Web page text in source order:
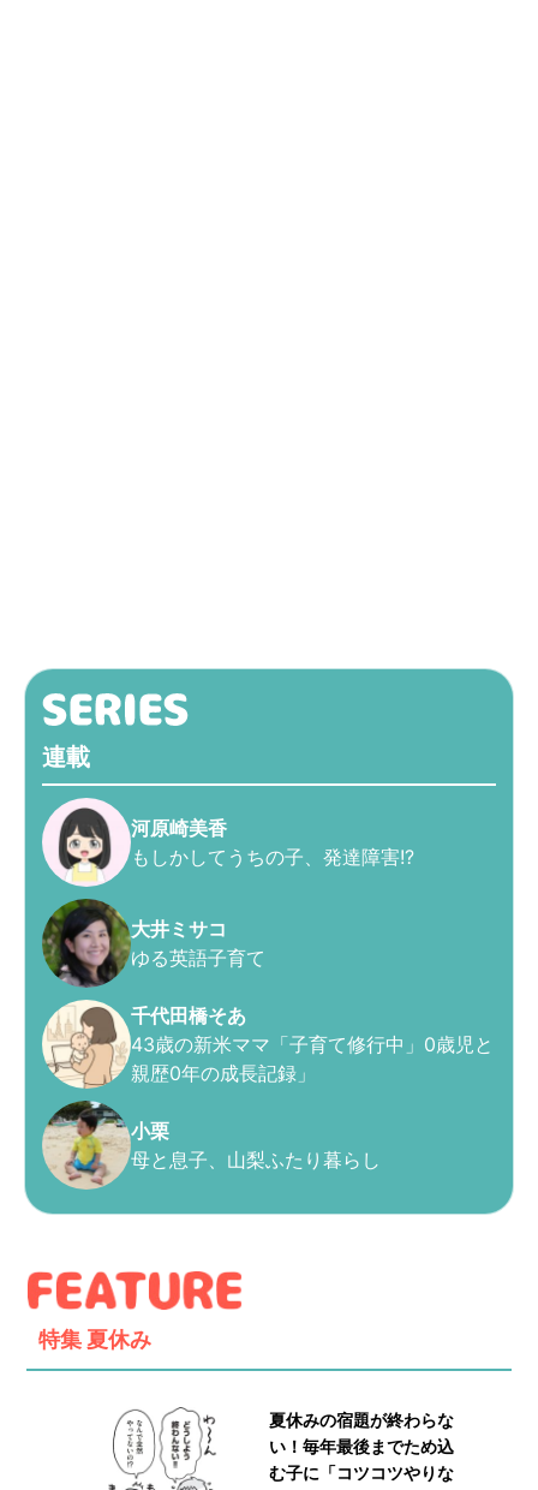
連載
河原崎美香
もしかしてうちの子、発達障害!?
大井ミサコ
ゆる英語子育て
千代田橋そあ
43歳の新米ママ「子育て修行中」0歳児と
親歴0年の成長記録」
小栗
母と息子、山梨ふたり暮らし
特集 夏休み
夏休みの宿題が終わらな
い！毎年最後までため込
む子に「コツコツやりな